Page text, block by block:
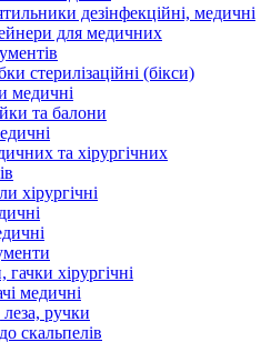
дезінфекційні, медичні
для медичних
стерилізаційні (бікси)
медичні
та балони
та хірургічних
хірургічні
гачки хірургічні
медичні
ручки
скальпелів